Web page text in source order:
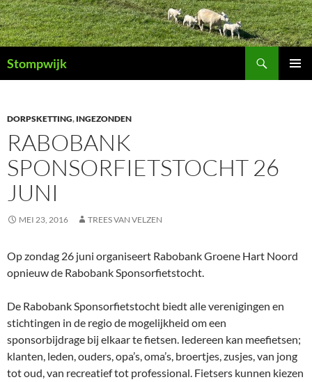
Ga
naar
de
inhoud
Stompwijk
DORPSKETTING, INGEZONDEN
RABOBANK
SPONSORFIETSTOCHT 26
JUNI
MEI 23, 2016 TREES VAN VELZEN
Op zondag 26 juni organiseert Rabobank Groene Hart Noord
opnieuw de Rabobank Sponsorfietstocht.
De Rabobank Sponsorfietstocht biedt alle verenigingen en
stichtingen in de regio de mogelijkheid om een
sponsorbijdrage bij elkaar te fietsen. Iedereen kan meefietsen;
klanten, leden, ouders, opa’s, oma’s, broertjes, zusjes, van jong
tot oud, van recreatief tot professional. Fietsers kunnen kiezen